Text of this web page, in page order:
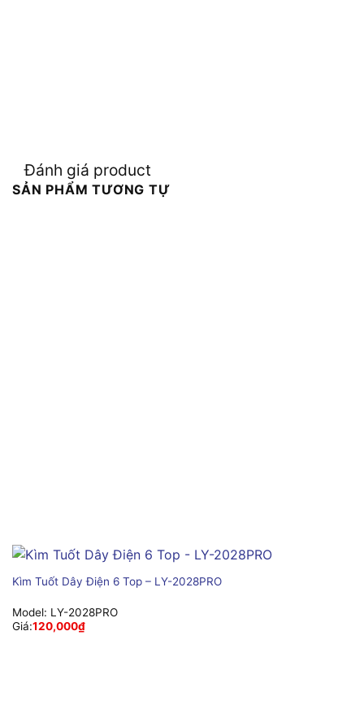
Đánh giá product
SẢN PHẨM TƯƠNG TỰ
Kìm Tuốt Dây Điện 6 Top – LY-2028PRO
Model: LY-2028PRO
Giá:120,000₫